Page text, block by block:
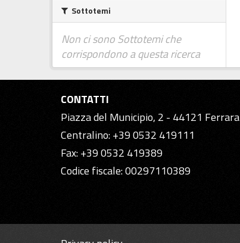
Sottotemi
Non ci sono Sottotemi che
corrispondono a questa ricerca
CONTATTI
Piazza del Municipio, 2 - 44121 Ferrara
Centralino: +39 0532 419111
Fax: +39 0532 419389
Codice fiscale: 00297110389